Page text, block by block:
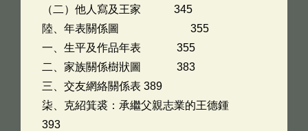
（二）他人寫及王家 345
陸、年表關係圖 355
一、生平及作品年表 355
二、家族關係樹狀圖 383
三、交友網絡關係表 389
柒、克紹箕裘：承繼父親志業的王德鍾
393